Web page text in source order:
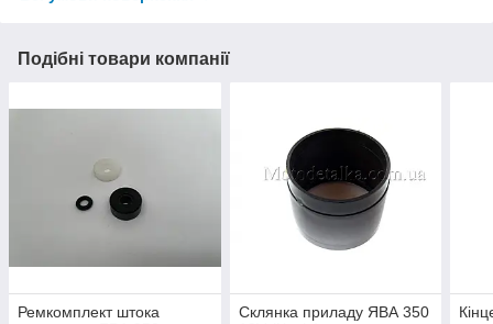
Подібні товари компанії
Ремкомплект штока
Склянка приладу ЯВА 350